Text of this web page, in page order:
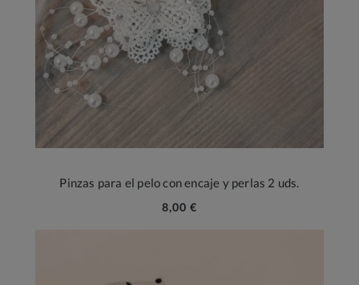
Pinzas para el pelo con encaje y perlas 2 uds.
8,00 €